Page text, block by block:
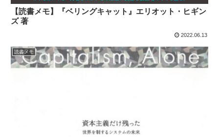
【読書メモ】『ベリングキャット』エリオット・ヒギン
ズ 著
2022.06.13
読書メモ